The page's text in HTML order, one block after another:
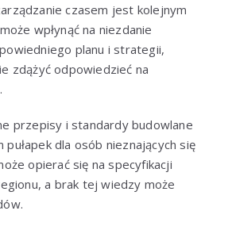
czasem jest kolejnym
wpłynąć na niezdanie
planu i strategii,
zdążyć odpowiedzieć na
przepisy i standardy budowlane
pułapek dla osób nieznających się
opierać się na specyfikacji
a brak tej wiedzy może